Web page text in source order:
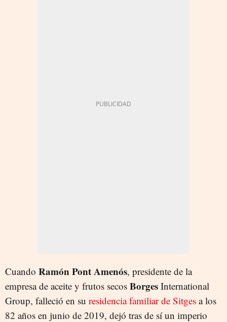
Cuando Ramón Pont Amenós, presidente de la
empresa de aceite y frutos secos Borges International
Group, falleció en su residencia familiar de Sitges a los
82 años en junio de 2019, dejó tras de sí un imperio